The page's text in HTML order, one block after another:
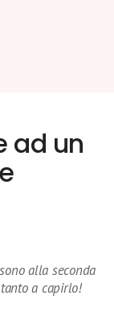
ad un
alla seconda
a capirlo!